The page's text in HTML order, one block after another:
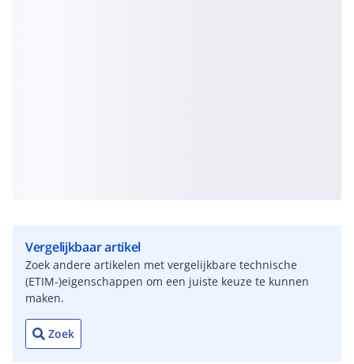
Vergelijkbaar artikel
Zoek andere artikelen met vergelijkbare technische
(ETIM-)eigenschappen om een juiste keuze te kunnen
maken.
Zoek